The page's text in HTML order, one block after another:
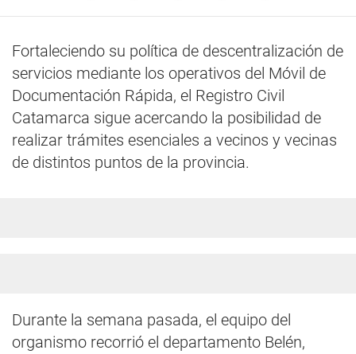
Fortaleciendo su política de descentralización de
servicios mediante los operativos del Móvil de
Documentación Rápida, el Registro Civil
Catamarca sigue acercando la posibilidad de
realizar trámites esenciales a vecinos y vecinas
de distintos puntos de la provincia.
Durante la semana pasada, el equipo del
organismo recorrió el departamento Belén,